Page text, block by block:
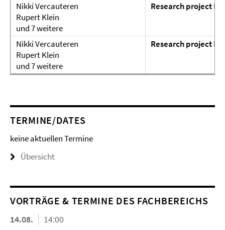
Nikki Vercauteren
Rupert Klein
und 7 weitere
Research project D
Nikki Vercauteren
Rupert Klein
und 7 weitere
Research project E
TERMINE/DATES
keine aktuellen Termine
Übersicht
VORTRÄGE & TERMINE DES FACHBEREICHS
14.08.
14:00